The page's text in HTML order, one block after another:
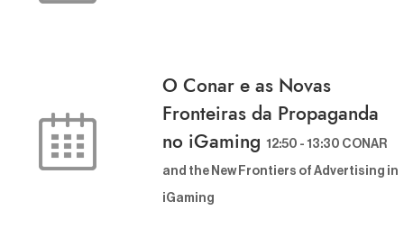
O Conar e as Novas
Fronteiras da Propaganda
no iGaming 12:50 - 13:30 CONAR a
nd the New Frontiers of Advertising in i
Gaming